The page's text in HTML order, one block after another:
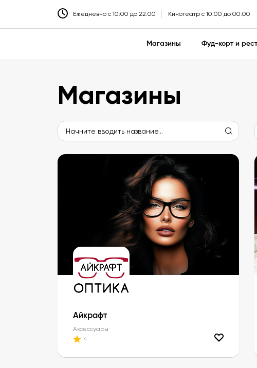
Ежедневно с 10:00 до 22.00 Кинотеатр с 10:00 до 00:00
Магазины Фуд-корт и
Магазины
Айкрафт
Аксессуары
4